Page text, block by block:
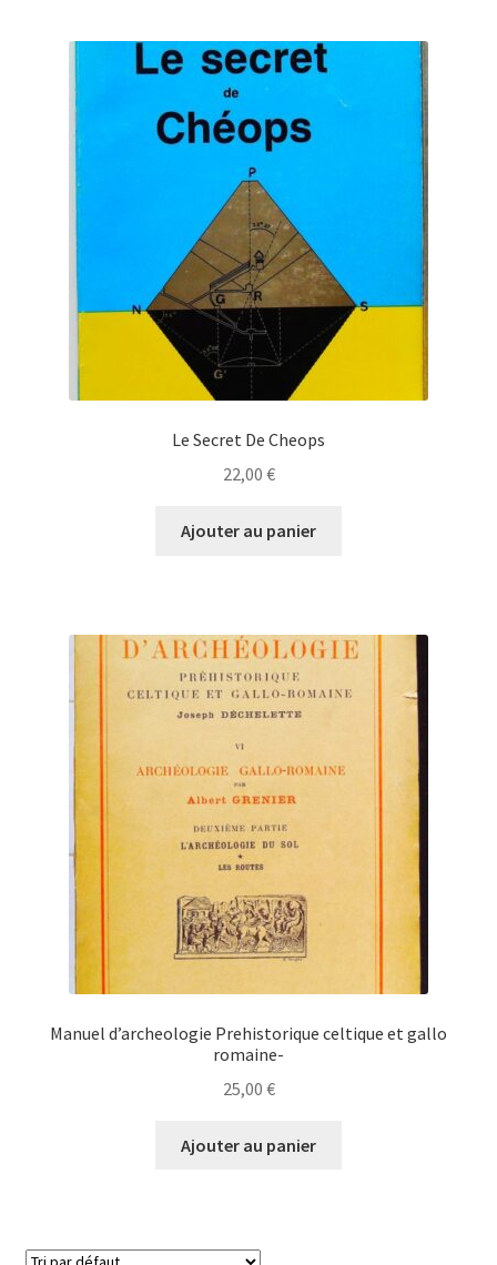
Le Secret De Cheops
22,00 €
Ajouter au panier
Manuel d’archeologie Prehistorique celtique et gallo
romaine-
25,00 €
Ajouter au panier